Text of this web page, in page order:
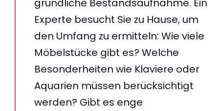
gründliche Bestandsaufnahme. Ein
Experte besucht Sie zu Hause, um
den Umfang zu ermitteln: Wie viele
Möbelstücke gibt es? Welche
Besonderheiten wie Klaviere oder
Aquarien müssen berücksichtigt
werden? Gibt es enge